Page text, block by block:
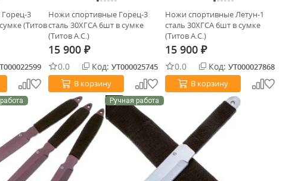
3
(Титов
Ножи спортивные Горец-3
сталь 30ХГСА 6шт в сумке
(Титов А.С.)
15 900 ₽
0.0 Код: УТ000025745
В корзину
Ножи спортивные Летун-1
сталь 30ХГСА 6шт в сумке
(Титов А.С.)
15 900 ₽
0.0 Код: УТ000027868
В корзину
Ручная работа